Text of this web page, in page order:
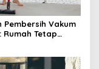
Pembersih Vakum
Rumah Tetap